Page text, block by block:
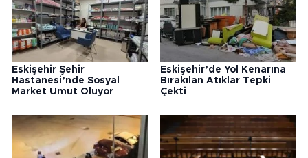
Eskişehir Şehir
Hastanesi’nde Sosyal
Market Umut Oluyor
Eskişehir’de Yol Kenarına
Bırakılan Atıklar Tepki
Çekti